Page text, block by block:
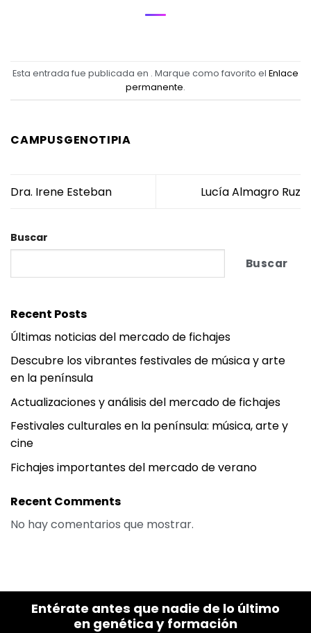
Esta entrada fue publicada en . Marque como favorito el Enlace
permanente.
CAMPUSGENOTIPIA
Dra. Irene Esteban Lucía Almagro Ruz
Buscar
Buscar
Recent Posts
Últimas noticias del mercado de fichajes
Descubre los vibrantes festivales de música y arte
en la península
Actualizaciones y análisis del mercado de fichajes
Festivales culturales en la península: música, arte y
cine
Fichajes importantes del mercado de verano
Recent Comments
No hay comentarios que mostrar.
Entérate antes que nadie de lo último
en genética y formación